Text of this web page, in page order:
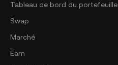
Tableau de bord du portefeuille
Swap
Marché
Earn